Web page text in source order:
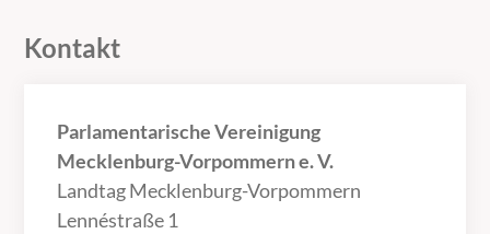
Kontakt
Parlamentarische Vereinigung
Mecklenburg-Vorpommern e. V.
Landtag Mecklenburg-Vorpommern
Lennéstraße 1